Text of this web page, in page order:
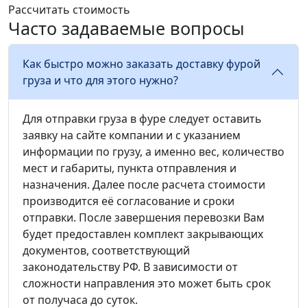
Рассчитать стоимость
Часто задаваемые вопросы
Как быстро можно заказать доставку фурой
груза и что для этого нужно?
Для отправки груза в фуре следует оставить
заявку на сайте компании и с указанием
информации по грузу, а именно вес, количество
мест и габариты, пункта отправления и
назначения. Далее после расчета стоимости
производится её согласование и сроки
отправки. После завершения перевозки Вам
будет предоставлен комплект закрывающих
документов, соответствующий
законодательству РФ. В зависимости от
сложности направления это может быть срок
от получаса до суток.